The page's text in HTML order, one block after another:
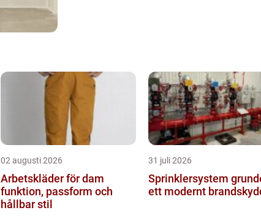
02 augusti 2026
Arbetskläder för dam
funktion, passform och
hållbar stil
31 juli 2026
Sprinklersystem grunden i
ett modernt